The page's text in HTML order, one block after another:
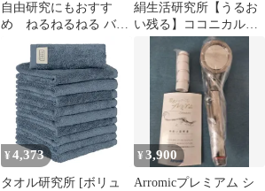
自由研究にもおすす
め ねるねるねる バス
ボム 作成キット 2個
セット
絹生活研究所【うるお
い残る】ココニカル全
身シャンプー 500ｍL
石油系界面活性剤不使
¥ 4,373
タオル研究所 [ボリュ
¥3,900
Arromicプレミアム シ